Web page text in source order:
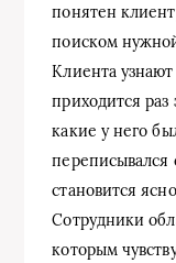
понятен
поиском
Клиента узнают
приходится раз
какие у него
переписывался
становится
Сотрудники
которым